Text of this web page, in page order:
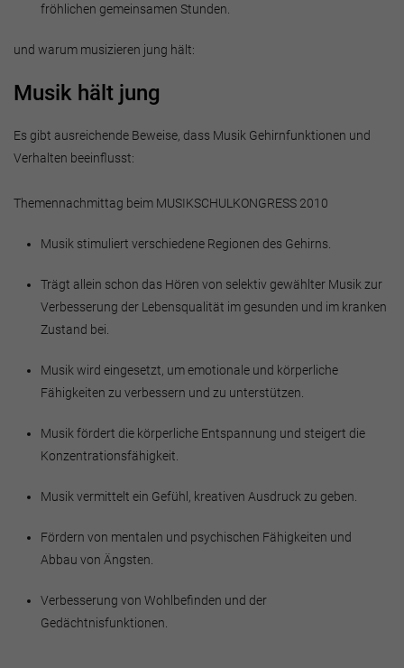
fröhlichen gemeinsamen Stunden.
und warum musizieren jung hält:
Musik hält jung
Es gibt ausreichende Beweise, dass Musik Gehirnfunktionen und
Verhalten beeinflusst:
Themennachmittag beim MUSIKSCHULKONGRESS 2010
Musik stimuliert verschiedene Regionen des Gehirns.
Trägt allein schon das Hören von selektiv gewählter Musik zur
Verbesserung der Lebensqualität im gesunden und im kranken
Zustand bei.
Musik wird eingesetzt, um emotionale und körperliche
Fähigkeiten zu verbessern und zu unterstützen.
Musik fördert die körperliche Entspannung und steigert die
Konzentrationsfähigkeit.
Musik vermittelt ein Gefühl, kreativen Ausdruck zu geben.
Fördern von mentalen und psychischen Fähigkeiten und
Abbau von Ängsten.
Verbesserung von Wohlbefinden und der
Gedächtnisfunktionen.